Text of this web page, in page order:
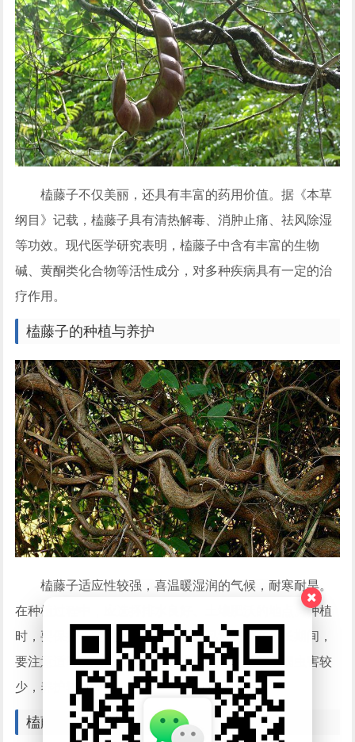
榼藤子不仅美丽，还具有丰富的药用价值。据《本草
纲目》记载，榼藤子具有清热解毒、消肿止痛、祛风除湿
等功效。现代医学研究表明，榼藤子中含有丰富的生物
碱、黄酮类化合物等活性成分，对多种疾病具有一定的治
疗作用。
榼藤子的种植与养护
榼藤子适应性较强，喜温暖湿润的气候，耐寒耐旱。
在种植过程中，应选择排水良好、土壤肥沃的地点。种植
时，要保持一定的株距，以便于通风透光。在生长期间，
要注意适时浇水、施肥，保持土壤湿润。榼藤子病虫害较
少，养护较为简单。
榼藤子的文化内涵